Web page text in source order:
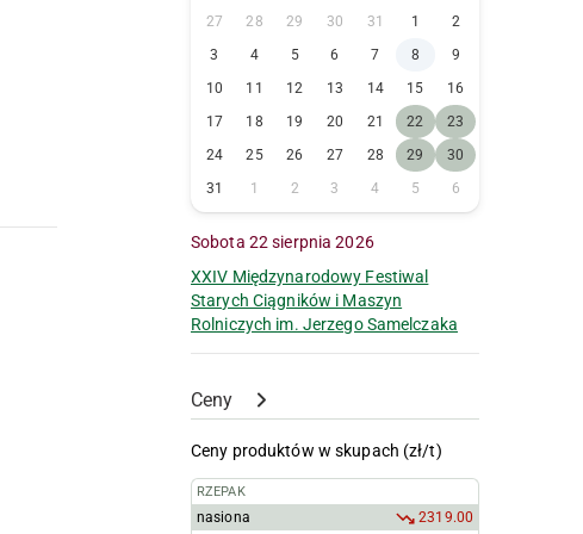
27 28 29 30 31 1
2
3
4 5 6 7 8
9
10
11 12 13 14 15
16
17
18 19 20 21 22
23
24
25 26 27 28 29
30
31
1 2 3 4 5 6
Sobota 22 sierpnia 2026
XXIV Międzynarodowy Festiwal
Starych Ciągników i Maszyn
Rolniczych im. Jerzego Samelczaka
Ceny
Ceny produktów w skupach (zł/t)
RZEPAK
nasiona
2319.00